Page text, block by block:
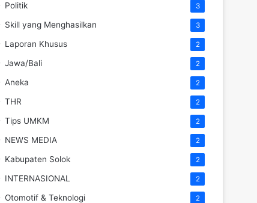
Politik 3
Skill yang Menghasilkan 3
Laporan Khusus 2
Jawa/Bali 2
Aneka 2
THR 2
Tips UMKM 2
NEWS MEDIA 2
Kabupaten Solok 2
INTERNASIONAL 2
Otomotif & Teknologi 2